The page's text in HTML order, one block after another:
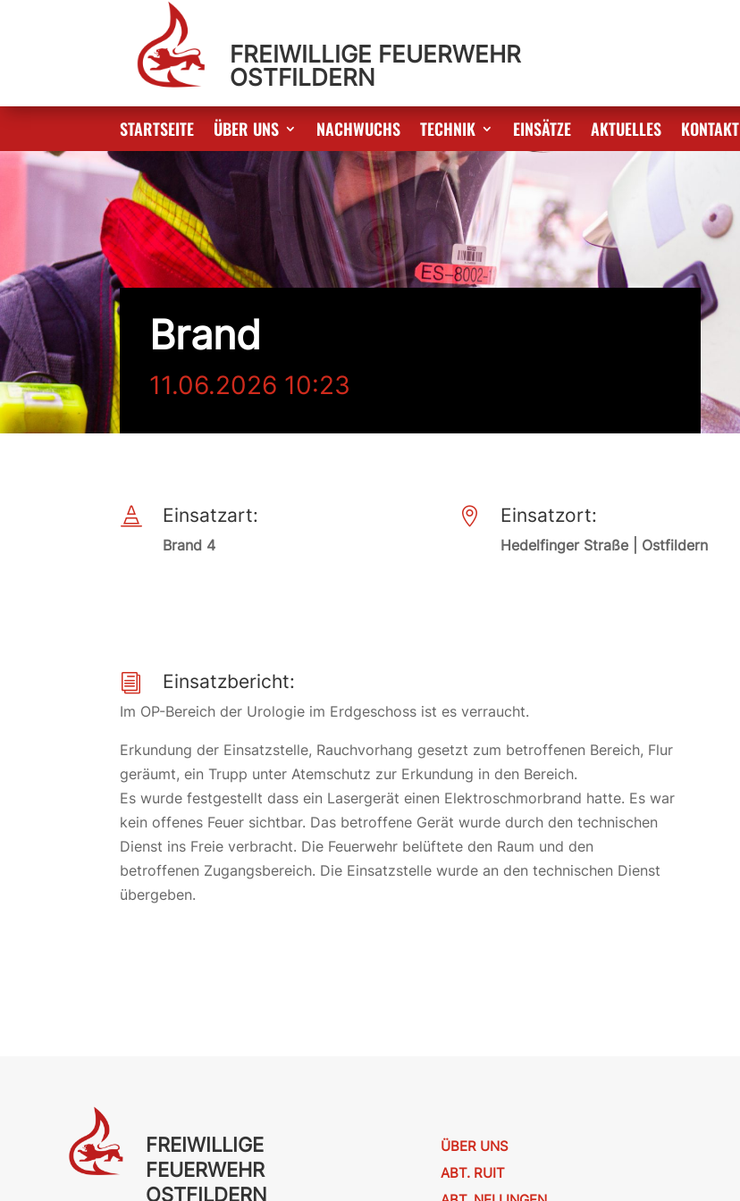
FREIWILLIGE FEUERWEHR
OSTFILDERN
STARTSEITE ÜBER UNS NACHWUCHS TECHNIK EINSÄTZE AKTUELLES KONTAKT
Brand
11.06.2026 10:23
 Einsatzart:
Brand 4
 Einsatzort:
Hedelfinger Straße | Ostfildern
i Einsatzbericht:
Im OP-Bereich der Urologie im Erdgeschoss ist es verraucht.
Erkundung der Einsatzstelle, Rauchvorhang gesetzt zum betroffenen Bereich, Flur
geräumt, ein Trupp unter Atemschutz zur Erkundung in den Bereich.
Es wurde festgestellt dass ein Lasergerät einen Elektroschmorbrand hatte. Es war
kein offenes Feuer sichtbar. Das betroffene Gerät wurde durch den technischen
Dienst ins Freie verbracht. Die Feuerwehr belüftete den Raum und den
betroffenen Zugangsbereich. Die Einsatzstelle wurde an den technischen Dienst
übergeben.
FREIWILLIGE
FEUERWEHR
OSTFILDERN
ÜBER UNS
ABT. RUIT